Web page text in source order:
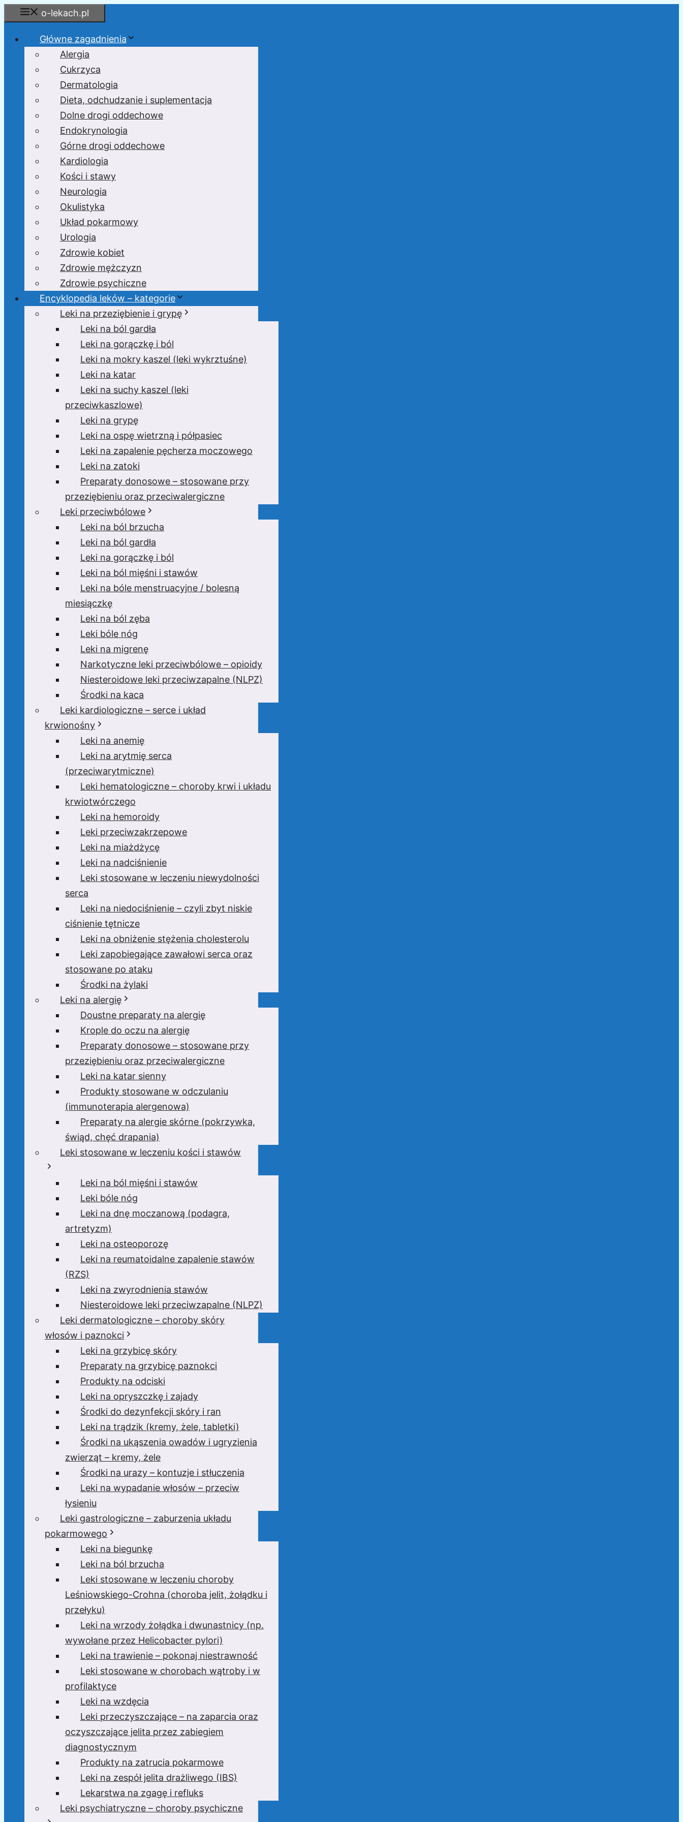
Przejdź
do
o-lekach.pl
Główne zagadnienia
Alergia
Cukrzyca
Dermatologia
Dieta, odchudzanie i suplementacja
Dolne drogi oddechowe
Endokrynologia
Górne drogi oddechowe
Kardiologia
Kości i stawy
Neurologia
Okulistyka
Układ pokarmowy
Urologia
Zdrowie kobiet
Zdrowie mężczyzn
Zdrowie psychiczne
Encyklopedia leków – kategorie
Leki na przeziębienie i grypę
Leki na ból gardła
Leki na gorączkę i ból
Leki na mokry kaszel (leki wykrztuśne)
Leki na katar
Leki na suchy kaszel (leki
przeciwkaszlowe)
Leki na grypę
Leki na ospę wietrzną i półpasiec
Leki na zapalenie pęcherza moczowego
Leki na zatoki
Preparaty donosowe – stosowane przy
przeziębieniu oraz przeciwalergiczne
Leki przeciwbólowe
Leki na ból brzucha
Leki na ból gardła
Leki na gorączkę i ból
Leki na ból mięśni i stawów
Leki na bóle menstruacyjne / bolesną
miesiączkę
Leki na ból zęba
Leki bóle nóg
Leki na migrenę
Narkotyczne leki przeciwbólowe – opioidy
Niesteroidowe leki przeciwzapalne (NLPZ)
Środki na kaca
Leki kardiologiczne – serce i układ
krwionośny
Leki na anemię
Leki na arytmię serca
(przeciwarytmiczne)
Leki hematologiczne – choroby krwi i układu
krwiotwórczego
Leki na hemoroidy
Leki przeciwzakrzepowe
Leki na miażdżycę
Leki na nadciśnienie
Leki stosowane w leczeniu niewydolności
serca
Leki na niedociśnienie – czyli zbyt niskie
ciśnienie tętnicze
Leki na obniżenie stężenia cholesterolu
Leki zapobiegające zawałowi serca oraz
stosowane po ataku
Środki na żylaki
Leki na alergię
Doustne preparaty na alergię
Krople do oczu na alergię
Preparaty donosowe – stosowane przy
przeziębieniu oraz przeciwalergiczne
Leki na katar sienny
Produkty stosowane w odczulaniu
(immunoterapia alergenowa)
Preparaty na alergie skórne (pokrzywka,
świąd, chęć drapania)
Leki stosowane w leczeniu kości i stawów
Leki na ból mięśni i stawów
Leki bóle nóg
Leki na dnę moczanową (podagra,
artretyzm)
Leki na osteoporozę
Leki na reumatoidalne zapalenie stawów
(RZS)
Leki na zwyrodnienia stawów
Niesteroidowe leki przeciwzapalne (NLPZ)
Leki dermatologiczne – choroby skóry
włosów i paznokci
Leki na grzybicę skóry
Preparaty na grzybicę paznokci
Produkty na odciski
Leki na opryszczkę i zajady
Środki do dezynfekcji skóry i ran
Leki na trądzik (kremy, żele, tabletki)
Środki na ukąszenia owadów i ugryzienia
zwierząt – kremy, żele
Środki na urazy – kontuzje i stłuczenia
Leki na wypadanie włosów – przeciw
łysieniu
Leki gastrologiczne – zaburzenia układu
pokarmowego
Leki na biegunkę
Leki na ból brzucha
Leki stosowane w leczeniu choroby
Leśniowskiego-Crohna (choroba jelit, żołądku i
przełyku)
Leki na wrzody żołądka i dwunastnicy (np.
wywołane przez Helicobacter pylori)
Leki na trawienie – pokonaj niestrawność
Leki stosowane w chorobach wątroby i w
profilaktyce
Leki na wzdęcia
Leki przeczyszczające – na zaparcia oraz
oczyszczające jelita przez zabiegiem
diagnostycznym
Produkty na zatrucia pokarmowe
Leki na zespół jelita drażliwego (IBS)
Lekarstwa na zgagę i refluks
Leki psychiatryczne – choroby psychiczne